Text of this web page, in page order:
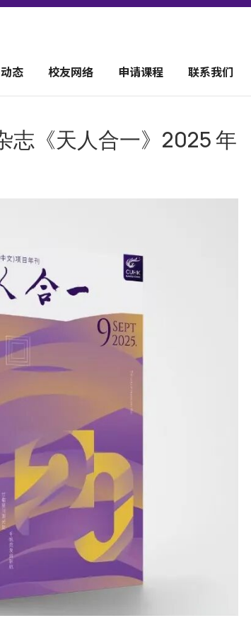
态 校友网络 申请课程 联系我们
志《天人合一》2025 年